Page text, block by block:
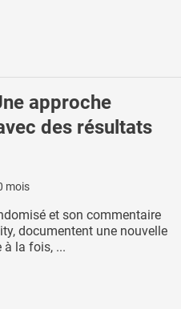
approche
des résultats
mois
et son commentaire
documentent une nouvelle
à la fois, ...